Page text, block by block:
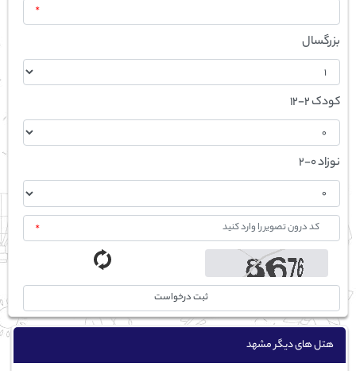
*
بزرگسال
کودک 2-12
نوزاد 0-2
*
ثبت درخواست
هتل های دیگر مشهد